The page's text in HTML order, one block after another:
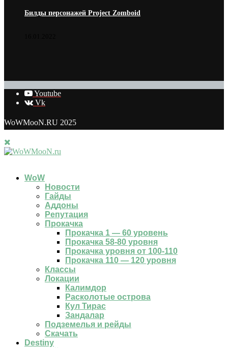
Билды персонажей Project Zomboid
Youtube
Vk
WoWMooN.RU 2025
WoW
Новости
Гайды
Аддоны
Репутация
Прокачка
Прокачка 1 — 60 уровень
Прокачка 58-80 уровня
Прокачка уровня от 100-110
Прокачка 110 — 120 уровня
Классы
Локации
Калимдор
Расколотые острова
Кул Тирас
Зандалар
Подземелья и рейды
Скачать
Destiny